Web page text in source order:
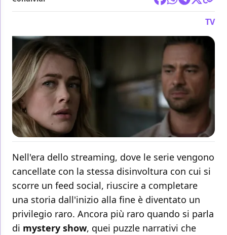
TV
Nell'era dello streaming, dove le serie vengono
cancellate con la stessa disinvoltura con cui si
scorre un feed social, riuscire a completare
una storia dall'inizio alla fine è diventato un
privilegio raro. Ancora più raro quando si parla
di mystery show, quei puzzle narrativi che